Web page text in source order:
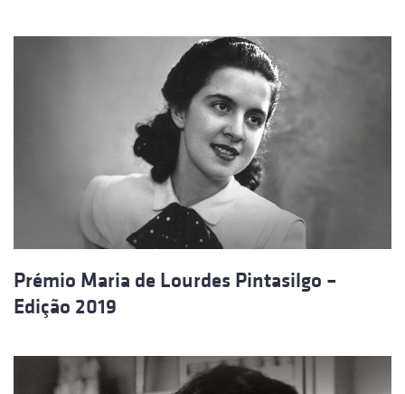
Prémio Maria de Lourdes Pintasilgo –
Edição 2019